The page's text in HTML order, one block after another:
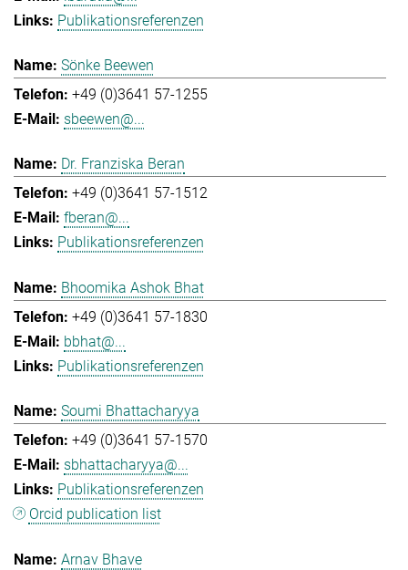
Publikationsreferenzen
Sönke Beewen
+49 (0)3641 57-1255
sbeewen@...
Dr. Franziska Beran
+49 (0)3641 57-1512
fberan@...
Publikationsreferenzen
Bhoomika Ashok Bhat
+49 (0)3641 57-1830
bbhat@...
Publikationsreferenzen
Soumi Bhattacharyya
+49 (0)3641 57-1570
sbhattacharyya@...
Publikationsreferenzen
Orcid publication list
Arnav Bhave